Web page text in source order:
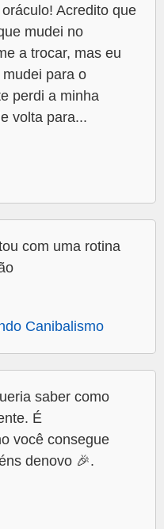
Acredito que
mudei no
a trocar, mas eu
para o
perdi a minha
volta para...
com uma rotina
Canibalismo
saber como
É
você consegue
denovo 🎉.